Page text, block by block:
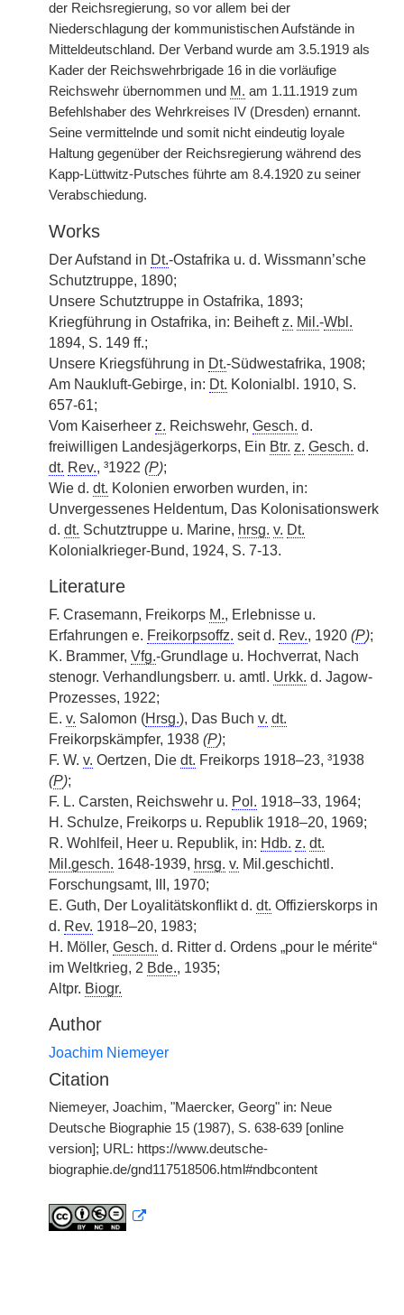
der Reichsregierung, so vor allem bei der
Niederschlagung der kommunistischen Aufstände in
Mitteldeutschland. Der Verband wurde am 3.5.1919 als
Kader der Reichswehrbrigade 16 in die vorläufige
Reichswehr übernommen und M. am 1.11.1919 zum
Befehlshaber des Wehrkreises IV (Dresden) ernannt.
Seine vermittelnde und somit nicht eindeutig loyale
Haltung gegenüber der Reichsregierung während des
Kapp-Lüttwitz-Putsches führte am 8.4.1920 zu seiner
Verabschiedung.
Works
Der Aufstand in Dt.-Ostafrika u. d. Wissmann’sche
Schutztruppe, 1890;
Unsere Schutztruppe in Ostafrika, 1893;
Kriegführung in Ostafrika, in: Beiheft z. Mil.-Wbl.
1894, S. 149 ff.;
Unsere Kriegsführung in Dt.-Südwestafrika, 1908;
Am Naukluft-Gebirge, in: Dt. Kolonialbl. 1910, S.
657-61;
Vom Kaiserheer z. Reichswehr, Gesch. d.
freiwilligen Landesjägerkorps, Ein Btr. z. Gesch. d.
dt. Rev., ³1922 (P);
Wie d. dt. Kolonien erworben wurden, in:
Unvergessenes Heldentum, Das Kolonisationswerk
d. dt. Schutztruppe u. Marine, hrsg. v. Dt.
Kolonialkrieger-Bund, 1924, S. 7-13.
Literature
F. Crasemann, Freikorps M., Erlebnisse u.
Erfahrungen e. Freikorpsoffz. seit d. Rev., 1920 (P);
K. Brammer, Vfg.-Grundlage u. Hochverrat, Nach
stenogr. Verhandlungsberr. u. amtl. Urkk. d. Jagow-
Prozesses, 1922;
E. v. Salomon (Hrsg.), Das Buch v. dt.
Freikorpskämpfer, 1938 (P);
F. W. v. Oertzen, Die dt. Freikorps 1918–23, ³1938
(P);
F. L. Carsten, Reichswehr u. Pol. 1918–33, 1964;
H. Schulze, Freikorps u. Republik 1918–20, 1969;
R. Wohlfeil, Heer u. Republik, in: Hdb. z. dt.
Mil.gesch. 1648-1939, hrsg. v. Mil.geschichtl.
Forschungsamt, III, 1970;
E. Guth, Der Loyalitätskonflikt d. dt. Offizierskorps in
d. Rev. 1918–20, 1983;
H. Möller, Gesch. d. Ritter d. Ordens „pour le mérite“
im Weltkrieg, 2 Bde., 1935;
Altpr. Biogr.
Author
Joachim Niemeyer
Citation
Niemeyer, Joachim, "Maercker, Georg" in: Neue
Deutsche Biographie 15 (1987), S. 638-639 [online
version]; URL: https://www.deutsche-
biographie.de/gnd117518506.html#ndbcontent